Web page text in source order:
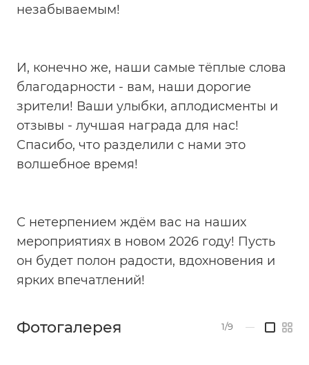
незабываемым!
И, конечно же, наши самые тёплые слова
благодарности - вам, наши дорогие
зрители! Ваши улыбки, аплодисменты и
отзывы - лучшая награда для нас!
Спасибо, что разделили с нами это
волшебное время!
С нетерпением ждём вас на наших
мероприятиях в новом 2026 году! Пусть
он будет полон радости, вдохновения и
ярких впечатлений!
Фотогалерея 1/9 —